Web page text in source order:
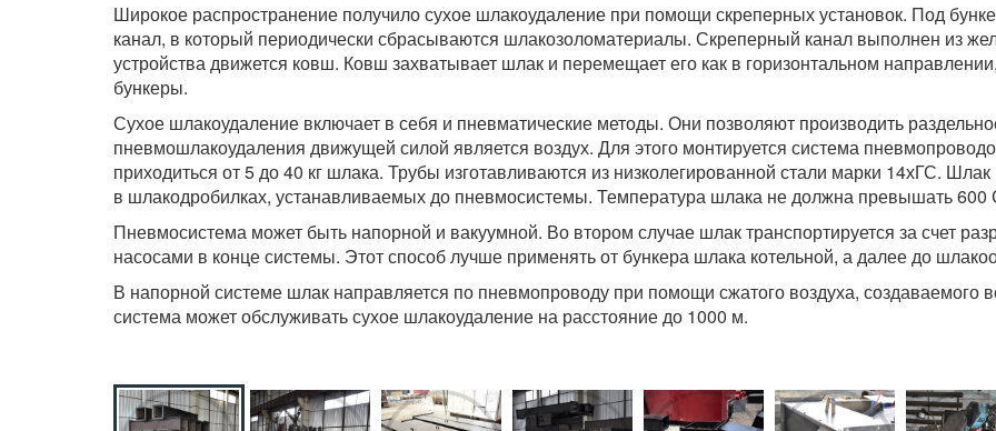
Широкое распространение получило сухое шлакоудаление при помощи скреперных установок. Под
канал, в который периодически сбрасываются шлакозоломатериалы. Скреперный канал выполнен из
устройства движется ковш. Ковш захватывает шлак и перемещает его как в горизонтальном
бункеры.
Сухое шлакоудаление включает в себя и пневматические методы. Они позволяют производить
пневмошлакоудаления движущей силой является воздух. Для этого монтируется система
приходиться от 5 до 40 кг шлака. Трубы изготавливаются из низколегированной стали марки 14хГС.
в шлакодробилках, устанавливаемых до пневмосистемы. Температура шлака не должна превышать 600
Пневмосистема может быть напорной и вакуумной. Во втором случае шлак транспортируется за счет
насосами в конце системы. Этот способ лучше применять от бункера шлака котельной, а далее до
В напорной системе шлак направляется по пневмопроводу при помощи сжатого воздуха,
система может обслуживать сухое шлакоудаление на расстояние до 1000 м.